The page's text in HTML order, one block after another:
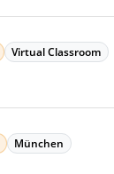
Virtual Classroom
München